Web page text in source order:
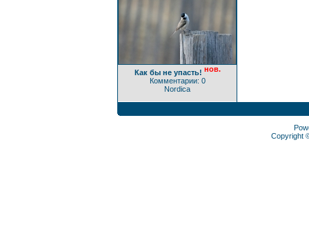
Как бы не упасть! нов.
Комментарии: 0
Nordica
Copyright